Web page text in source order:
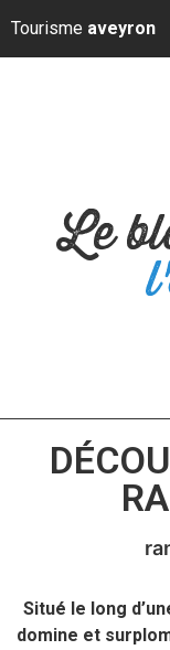
Panneau de
Tourisme aveyron
Le
Situé le long
domine et